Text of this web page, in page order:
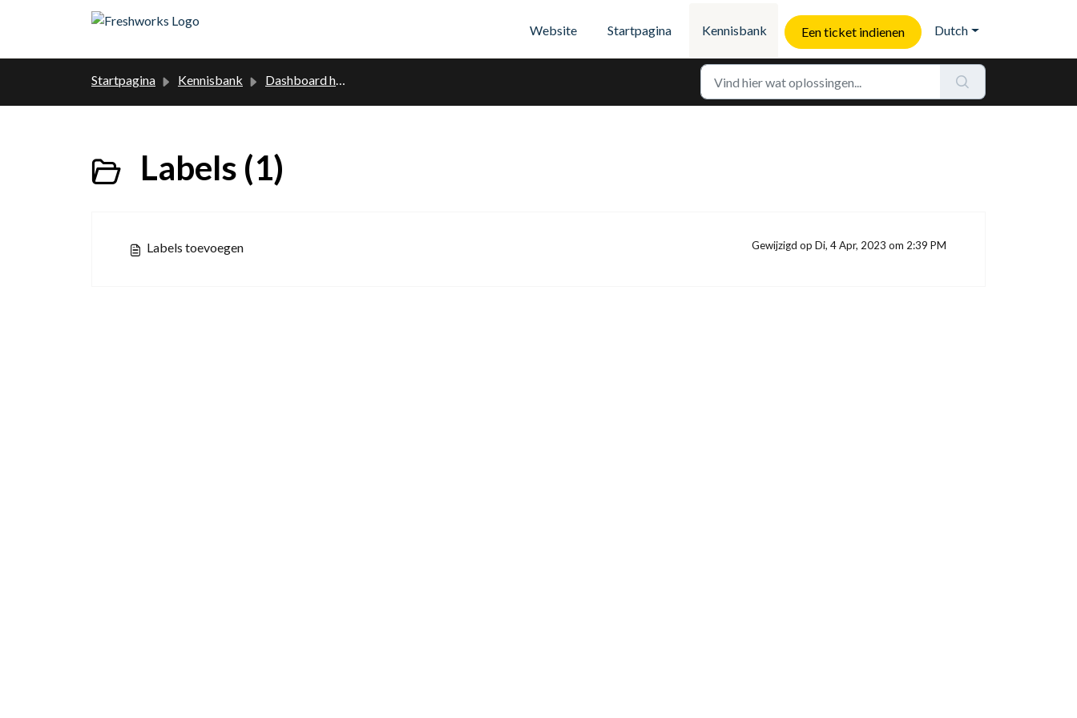
Website
Startpagina Kennisbank Een ticket indienen Dutch
Startpagina Kennisbank Dashboard handleiding
Labels (1)
Labels toevoegen Gewijzigd op Di, 4 Apr, 2023 om 2:39 PM